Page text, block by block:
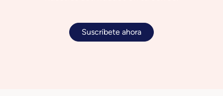
Suscríbete ahora